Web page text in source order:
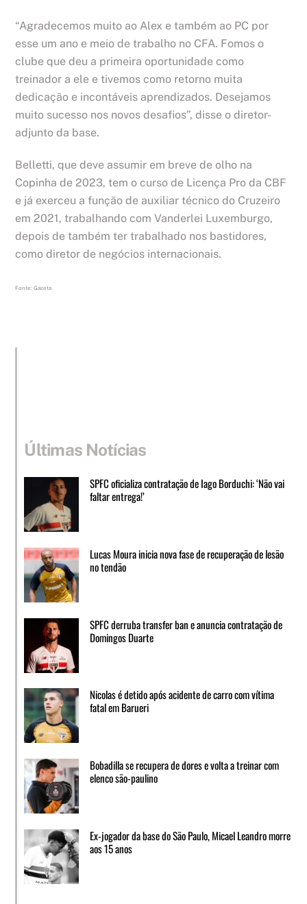
“Agradecemos muito ao Alex e também ao PC por
esse um ano e meio de trabalho no CFA. Fomos o
clube que deu a primeira oportunidade como
treinador a ele e tivemos como retorno muita
dedicação e incontáveis aprendizados. Desejamos
muito sucesso nos novos desafios”, disse o diretor-
adjunto da base.
Belletti, que deve assumir em breve de olho na
Copinha de 2023, tem o curso de Licença Pro da CBF
e já exerceu a função de auxiliar técnico do Cruzeiro
em 2021, trabalhando com Vanderlei Luxemburgo,
depois de também ter trabalhado nos bastidores,
como diretor de negócios internacionais.
Fonte: Gazeta
Últimas Notícias
SPFC oficializa contratação de Iago Borduchi: ‘Não vai
faltar entrega!’
Lucas Moura inicia nova fase de recuperação de lesão
no tendão
SPFC derruba transfer ban e anuncia contratação de
Domingos Duarte
Nicolas é detido após acidente de carro com vítima
fatal em Barueri
Bobadilla se recupera de dores e volta a treinar com
elenco são-paulino
Ex-jogador da base do São Paulo, Micael Leandro morre
aos 15 anos